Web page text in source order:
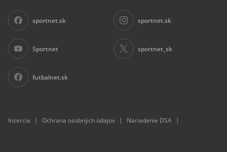
sportnet.sk sportnet.sk
Sportnet sportnet_sk
futbalnet.sk
Inzercia | Ochrana osobných údajov | Nariadenie DSA |